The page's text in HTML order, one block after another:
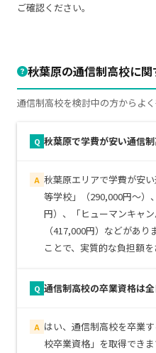
ご確認ください。
秋葉原の通信制高校に
通信制高校を検討中の方からよ
Q 秋葉原で学費が安い通信
A 秋葉原エリアで学費が安
等学校」（290,000円～）
円）、「ヒューマンキャン
（417,000円）などがあ
ことで、実質的な負担額を
Q 通信制高校の卒業資格は
A はい、通信制高校を卒業
校卒業資格」を取得でき